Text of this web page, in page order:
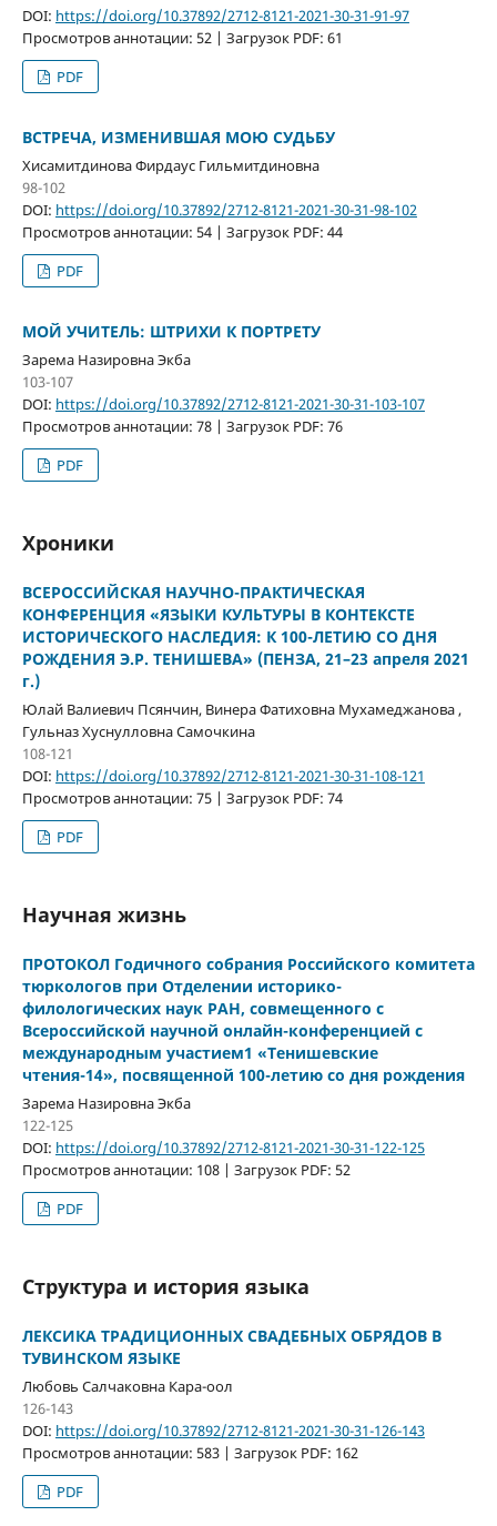
DOI: https://doi.org/10.37892/2712-8121-2021-30-31-91-97
Просмотров аннотации: 52 | Загрузок PDF: 61
PDF
ВСТРЕЧА, ИЗМЕНИВШАЯ МОЮ СУДЬБУ
Хисамитдинова Фирдаус Гильмитдиновна
98-102
DOI: https://doi.org/10.37892/2712-8121-2021-30-31-98-102
Просмотров аннотации: 54 | Загрузок PDF: 44
PDF
МОЙ УЧИТЕЛЬ: ШТРИХИ К ПОРТРЕТУ
Зарема Назировна Экба
103-107
DOI: https://doi.org/10.37892/2712-8121-2021-30-31-103-107
Просмотров аннотации: 78 | Загрузок PDF: 76
PDF
Хроники
ВСЕРОССИЙСКАЯ НАУЧНО-ПРАКТИЧЕСКАЯ
КОНФЕРЕНЦИЯ «ЯЗЫКИ КУЛЬТУРЫ В КОНТЕКСТЕ
ИСТОРИЧЕСКОГО НАСЛЕДИЯ: К 100-ЛЕТИЮ СО ДНЯ
РОЖДЕНИЯ Э.Р. ТЕНИШЕВА» (ПЕНЗА, 21–23 апреля 2021
г.)
Юлай Валиевич Псянчин, Винера Фатиховна Мухамеджанова ,
Гульназ Хуснулловна Самочкина
108-121
DOI: https://doi.org/10.37892/2712-8121-2021-30-31-108-121
Просмотров аннотации: 75 | Загрузок PDF: 74
PDF
Научная жизнь
ПРОТОКОЛ Годичного собрания Российского комитета
тюркологов при Отделении историко-
филологических наук РАН, совмещенного с
Всероссийской научной онлайн-конференцией с
международным участием1 «Тенишевские
чтения-14», посвященной 100-летию со дня рождения
Зарема Назировна Экба
122-125
DOI: https://doi.org/10.37892/2712-8121-2021-30-31-122-125
Просмотров аннотации: 108 | Загрузок PDF: 52
PDF
Структура и история языка
ЛЕКСИКА ТРАДИЦИОННЫХ СВАДЕБНЫХ ОБРЯДОВ В
ТУВИНСКОМ ЯЗЫКЕ
Любовь Салчаковна Кара-оол
126-143
DOI: https://doi.org/10.37892/2712-8121-2021-30-31-126-143
Просмотров аннотации: 583 | Загрузок PDF: 162
PDF